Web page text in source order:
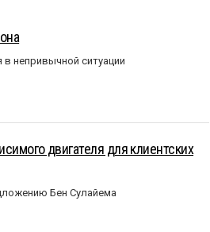
непривычной ситуации
двигателя для клиентских
Бен Сулайема